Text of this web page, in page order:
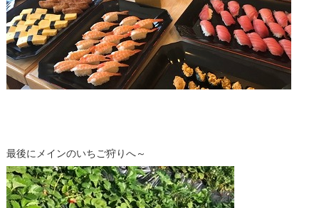
最後にメインのいちご狩りへ～